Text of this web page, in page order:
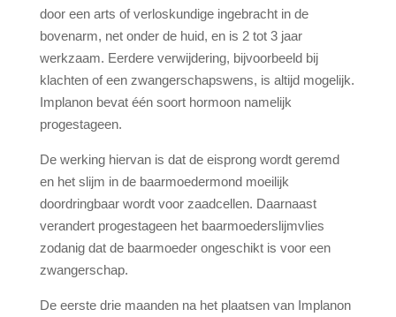
door een arts of verloskundige ingebracht in de
bovenarm, net onder de huid, en is 2 tot 3 jaar
werkzaam. Eerdere verwijdering, bijvoorbeeld bij
klachten of een zwangerschapswens, is altijd mogelijk.
Implanon bevat één soort hormoon namelijk
progestageen.
De werking hiervan is dat de eisprong wordt geremd
en het slijm in de baarmoedermond moeilijk
doordringbaar wordt voor zaadcellen. Daarnaast
verandert progestageen het baarmoederslijmvlies
zodanig dat de baarmoeder ongeschikt is voor een
zwangerschap.
De eerste drie maanden na het plaatsen van Implanon